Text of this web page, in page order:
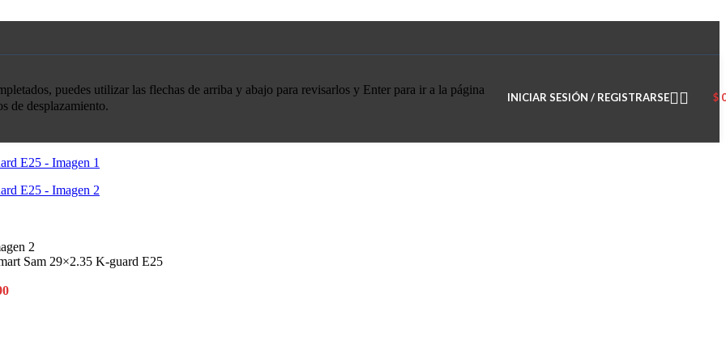
puedes utilizar las flechas de arriba y abajo para revisarlos y Enter para ir a la página
de desplazamiento.
INICIAR SESIÓN / REGISTRARSE $
Sam 29×2.35 K-guard E25